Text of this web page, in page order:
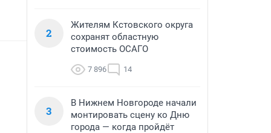
2
Жителям Кстовского округа
сохранят областную
стоимость ОСАГО
7 896 14
3
В Нижнем Новгороде начали
монтировать сцену ко Дню
города — когда пройдёт